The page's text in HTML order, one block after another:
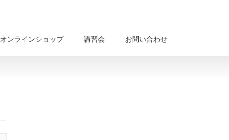
オンラインショップ 講習会 お問い合わせ